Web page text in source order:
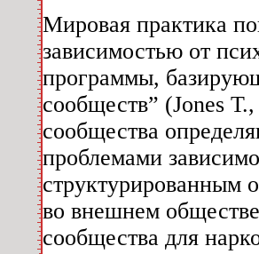
Мировая практика
зависимостью от
программы,
сообществ” (Jones
сообщества
проблемами
структурированным
во внешнем
сообщества для